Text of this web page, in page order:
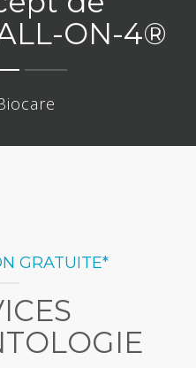
ON-4®
GRATUITE*